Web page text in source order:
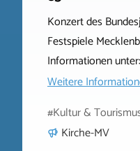
Konzert des
Festspiele
Informationen
Weitere
#Kultur &
Kirche-MV